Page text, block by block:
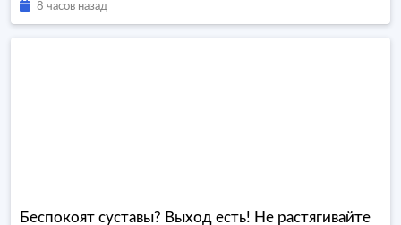
8 часов назад
Беспокоят суставы? Выход есть! Не растягивайте